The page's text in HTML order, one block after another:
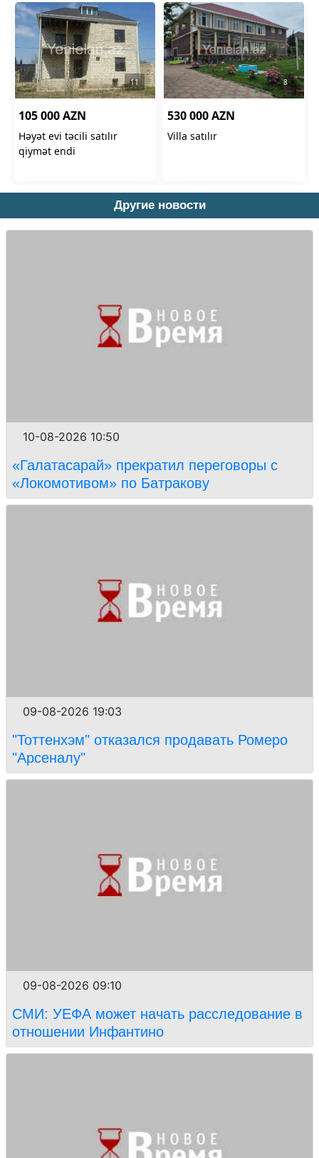
Другие новости
10-08-2026 10:50
«Галатасарай» прекратил переговоры с
«Локомотивом» по Батракову
09-08-2026 19:03
"Тоттенхэм" отказался продавать Ромеро
"Арсеналу"
09-08-2026 09:10
СМИ: УЕФА может начать расследование в
отношении Инфантино